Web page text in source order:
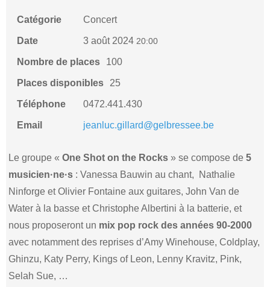
Catégorie Concert
Date 3 août 202420:00
Nombre de places 100
Places disponibles 25
Téléphone 0472.441.430
Email jeanluc.gillard@gelbressee.be
Le groupe «One Shot on the Rocks » se compose de5
musicien·ne·s : Vanessa Bauwin au chant, Nathalie
Ninforge et Olivier Fontaine aux guitares, John Van de
Water à la basse et Christophe Albertini à la batterie, et
nous proposeront un mix pop rock des années 90-2000
avec notamment des reprises d’Amy Winehouse, Coldplay,
Ghinzu, Katy Perry, Kings of Leon, Lenny Kravitz, Pink,
Selah Sue, …